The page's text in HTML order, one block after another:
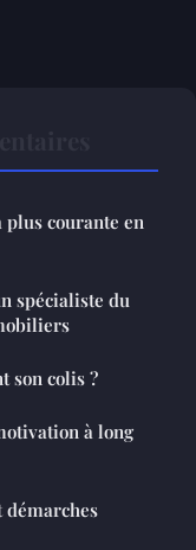
courante en
spécialiste du
son colis ?
à long
démarches